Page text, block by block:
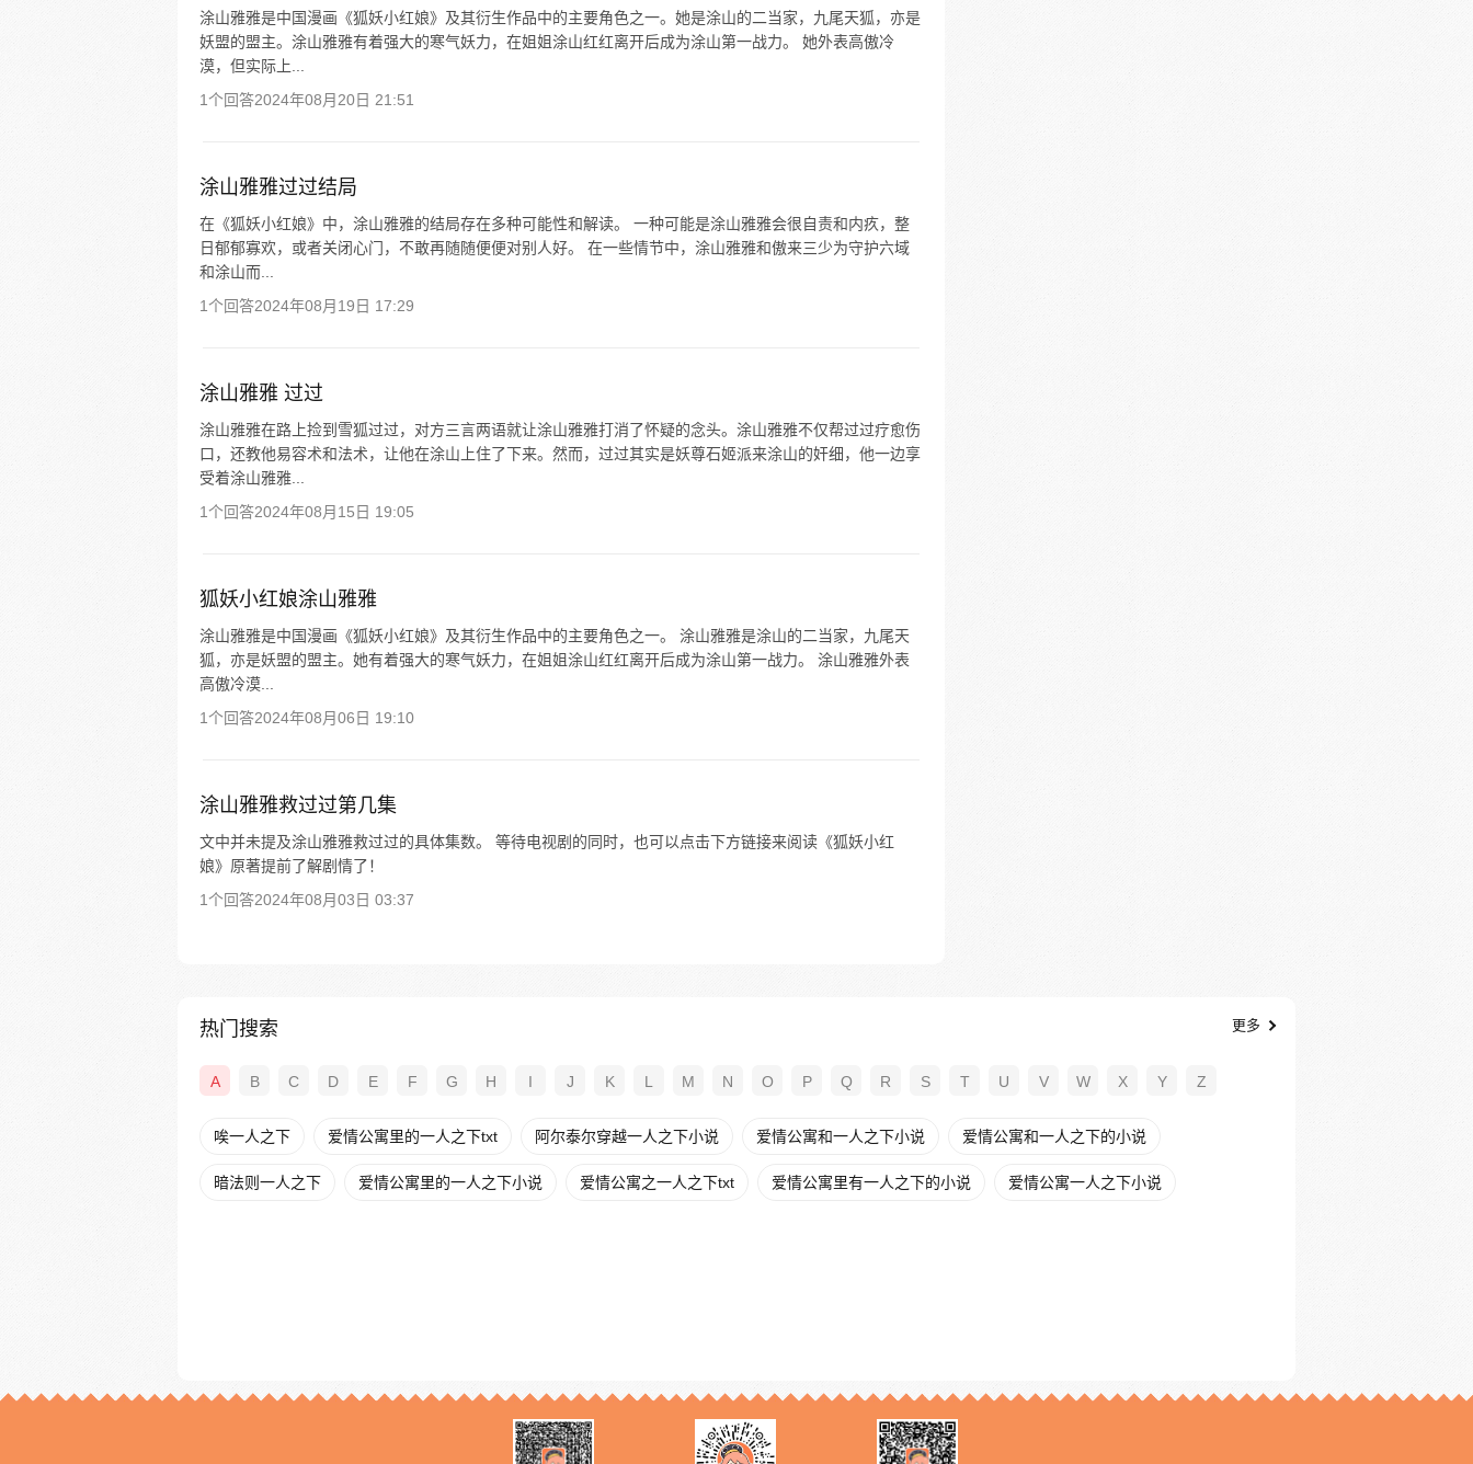
涂山雅雅是中国漫画《狐妖小红娘》及其衍生作品中的主要角色之一。她是涂山的二当家，九尾天狐，亦是
妖盟的盟主。涂山雅雅有着强大的寒气妖力，在姐姐涂山红红离开后成为涂山第一战力。 她外表高傲冷
漠，但实际上...
1个回答2024年08月20日 21:51
涂山雅雅过过结局
在《狐妖小红娘》中，涂山雅雅的结局存在多种可能性和解读。 一种可能是涂山雅雅会很自责和内疚，整
日郁郁寡欢，或者关闭心门，不敢再随随便便对别人好。 在一些情节中，涂山雅雅和傲来三少为守护六域
和涂山而...
1个回答2024年08月19日 17:29
涂山雅雅 过过
涂山雅雅在路上捡到雪狐过过，对方三言两语就让涂山雅雅打消了怀疑的念头。涂山雅雅不仅帮过过疗愈伤
口，还教他易容术和法术，让他在涂山上住了下来。然而，过过其实是妖尊石姬派来涂山的奸细，他一边享
受着涂山雅雅...
1个回答2024年08月15日 19:05
狐妖小红娘涂山雅雅
涂山雅雅是中国漫画《狐妖小红娘》及其衍生作品中的主要角色之一。 涂山雅雅是涂山的二当家，九尾天
狐，亦是妖盟的盟主。她有着强大的寒气妖力，在姐姐涂山红红离开后成为涂山第一战力。 涂山雅雅外表
高傲冷漠...
1个回答2024年08月06日 19:10
涂山雅雅救过过第几集
文中并未提及涂山雅雅救过过的具体集数。 等待电视剧的同时，也可以点击下方链接来阅读《狐妖小红
娘》原著提前了解剧情了！
1个回答2024年08月03日 03:37
热门搜索 更多
A B C D E F G H I J K L M N O P Q R S T U V W X Y Z
唉一人之下 爱情公寓里的一人之下txt 阿尔泰尔穿越一人之下小说 爱情公寓和一人之下小说 爱情公寓和一人之下的小说
暗法则一人之下 爱情公寓里的一人之下小说 爱情公寓之一人之下txt 爱情公寓里有一人之下的小说 爱情公寓一人之下小说